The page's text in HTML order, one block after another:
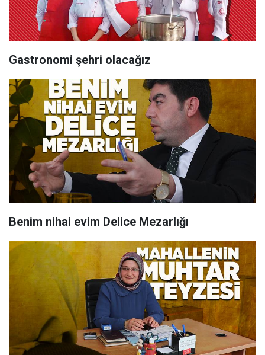
Gastronomi şehri olacağız
Benim nihai evim Delice Mezarlığı